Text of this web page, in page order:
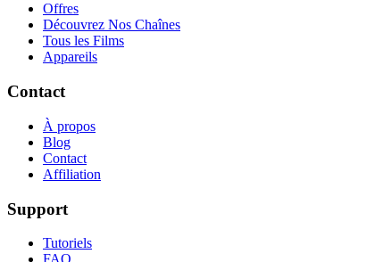
Offres
Découvrez Nos Chaînes
Tous les Films
Appareils
Contact
À propos
Blog
Contact
Affiliation
Support
Tutoriels